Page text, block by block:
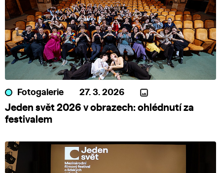
Fotogalerie 27. 3. 2026
Jeden svět 2026 v obrazech: ohlédnutí za
festivalem